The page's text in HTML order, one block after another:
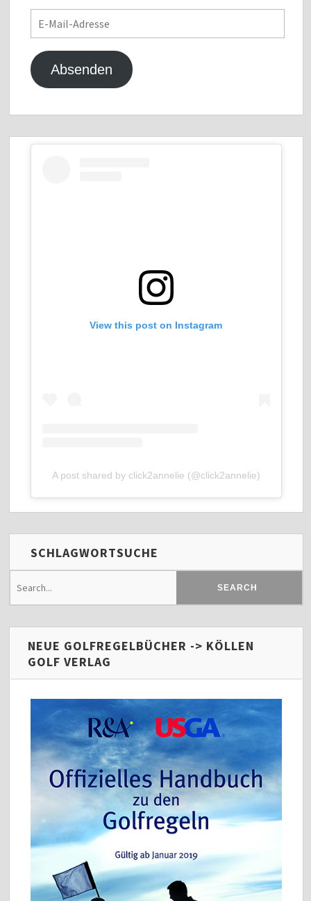
E-
Mail-
Adresse
Absenden
View this post on Instagram
A post shared by click2annelie (@click2annelie)
SCHLAGWORTSUCHE
NEUE GOLFREGELBÜCHER -> KÖLLEN
GOLF VERLAG